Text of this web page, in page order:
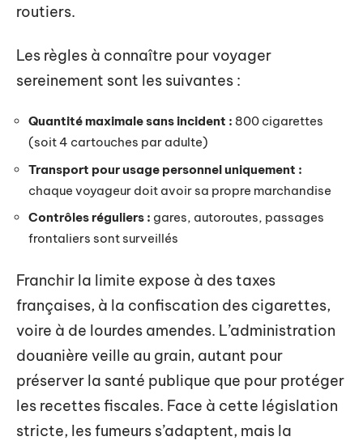
routiers.
Les règles à connaître pour voyager
sereinement sont les suivantes :
Quantité maximale sans incident : 800 cigarettes
(soit 4 cartouches par adulte)
Transport pour usage personnel uniquement :
chaque voyageur doit avoir sa propre marchandise
Contrôles réguliers : gares, autoroutes, passages
frontaliers sont surveillés
Franchir la limite expose à des taxes
françaises, à la confiscation des cigarettes,
voire à de lourdes amendes. L’administration
douanière veille au grain, autant pour
préserver la santé publique que pour protéger
les recettes fiscales. Face à cette législation
stricte, les fumeurs s’adaptent, mais la